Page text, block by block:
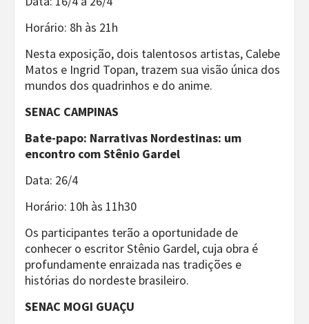
Horário: 8h às 21h
Nesta exposição, dois talentosos artistas, Calebe
Matos e Ingrid Topan, trazem sua visão única dos
mundos dos quadrinhos e do anime.
SENAC CAMPINAS
Bate-papo: Narrativas Nordestinas: um
encontro com Stênio Gardel
Data: 26/4
Horário: 10h às 11h30
Os participantes terão a oportunidade de
conhecer o escritor Stênio Gardel, cuja obra é
profundamente enraizada nas tradições e
histórias do nordeste brasileiro.
SENAC MOGI GUAÇU